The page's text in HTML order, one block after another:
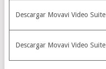
Descargar Movavi Video
Descargar Movavi Video